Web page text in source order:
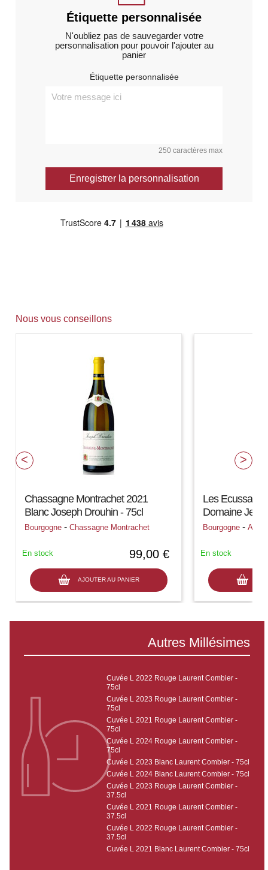
Étiquette personnalisée
N'oubliez pas de sauvegarder votre
personnalisation pour pouvoir l'ajouter au
panier
Étiquette personnalisée
250 caractères max
Enregistrer la personnalisation
Nous vous conseillons
Chassagne Montrachet 2021
Blanc Joseph Drouhin - 75cl
Bourgogne -Chassagne Montrachet
99,00 €
AJOUTER AU PANIER
En stock
Les Ecussaux
Domaine
Bourgogne -
En stock
Autres Millésimes
Cuvée L 2022 Rouge Laurent Combier -
75cl
Cuvée L 2023 Rouge Laurent Combier -
75cl
Cuvée L 2021 Rouge Laurent Combier -
75cl
Cuvée L 2024 Rouge Laurent Combier -
75cl
Cuvée L 2023 Blanc Laurent Combier - 75cl
Cuvée L 2024 Blanc Laurent Combier - 75cl
Cuvée L 2023 Rouge Laurent Combier -
37.5cl
Cuvée L 2021 Rouge Laurent Combier -
37.5cl
Cuvée L 2022 Rouge Laurent Combier -
37.5cl
Cuvée L 2021 Blanc Laurent Combier - 75cl